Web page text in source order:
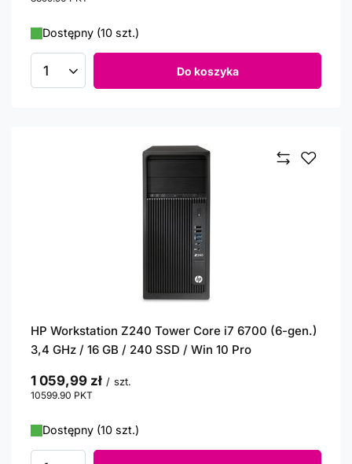
Dostępny (10 szt.)
Ilość produktów Do koszyka
HP Workstation Z240 Tower Core i7 6700 (6-gen.)
3,4 GHz / 16 GB / 240 SSD / Win 10 Pro
1 059,99 zł / szt.
10599.90 PKT
Dostępny (10 szt.)